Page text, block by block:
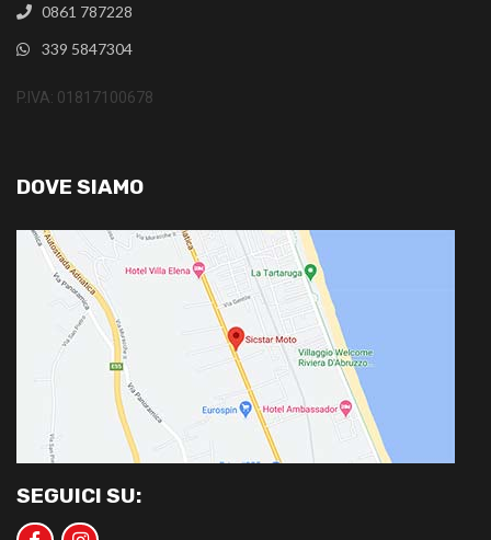
0861 787228
339 5847304
P.IVA: 01817100678
DOVE SIAMO
SEGUICI SU: